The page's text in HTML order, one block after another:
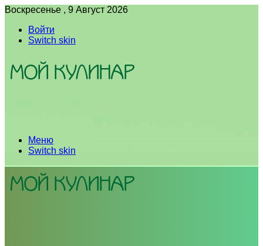
Воскресенье , 9 Август 2026
Войти
Switch skin
Меню
Switch skin